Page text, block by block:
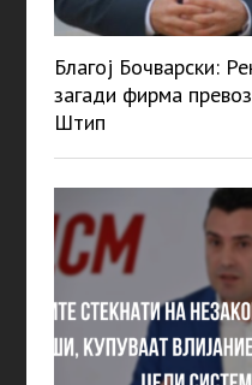
Благој Бочварски:
загади фирма
Штип